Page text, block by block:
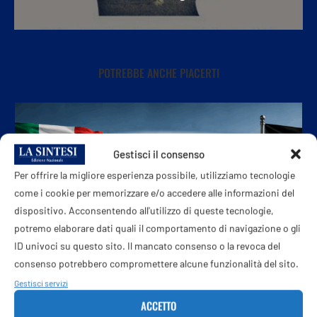
Gestisci il consenso
Per offrire la migliore esperienza possibile, utilizziamo tecnologie
come i cookie per memorizzare e/o accedere alle informazioni del
dispositivo. Acconsentendo all'utilizzo di queste tecnologie,
potremo elaborare dati quali il comportamento di navigazione o gli
ID univoci su questo sito. Il mancato consenso o la revoca del
consenso potrebbero compromettere alcune funzionalità del sito.
Gestisci servizi
ACCETTO
POTREBBE ANCHE PIACERTI